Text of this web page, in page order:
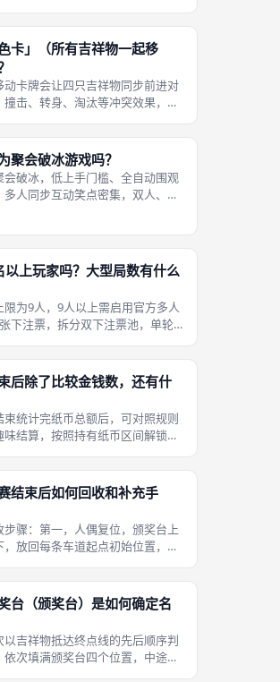
放奖励的情况；第二，资金循环
玩家之间流
卡」（所有吉祥物一起移
动卡牌会让四只吉祥物同步前进对
击、转身、淘汰等冲突效果，不
色卡是唯一不会制造赛场意外的
偶卡牌都有
聚会破冰游戏吗？
会破冰，低上手门槛、全自动围观
人同步互动笑点密集，双人、团
，依靠实体
以上玩家吗？大型局数有什么
限为9人，9人以上需启用官方多人
下注票，拆分双下注票池，单轮
景。9人以上大型局完整变体调
拆分，将
后除了比较金钱数，还有什
束统计完纸币总额后，可对照规则
结算，按照持有纸币区间解锁专
尾欢乐氛围。该趣味结算属于纯
预核心胜负
结束后如何回收和补充手
骤：第一，人偶复位，颁奖台上
放回每条车道起点初始位置，清
置、玩家秘密塞入的行动卡牌全
统一洗混作
台（颁奖台）是如何确定名
以吉祥物抵达终点线的先后顺序判
次填满颁奖台四个位置，中途淘